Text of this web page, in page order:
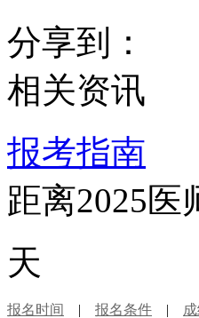
分享到：
相关资讯
报考指南
距离2025医
天
报名时间 | 报名条件 |